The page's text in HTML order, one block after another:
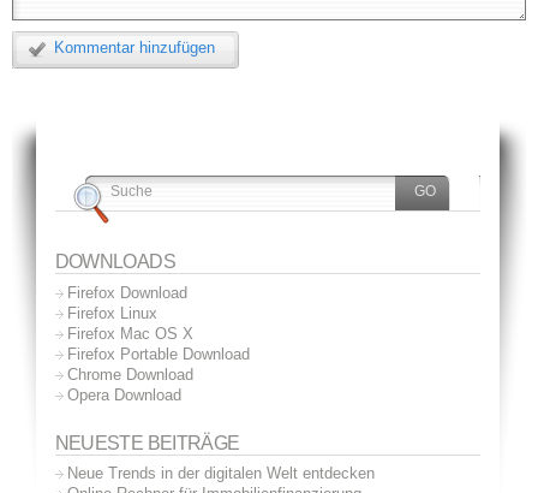
Kommentar hinzufügen
DOWNLOADS
Firefox Download
Firefox Linux
Firefox Mac OS X
Firefox Portable Download
Chrome Download
Opera Download
NEUESTE BEITRÄGE
Neue Trends in der digitalen Welt entdecken